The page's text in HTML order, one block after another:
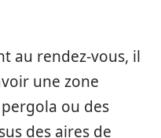
au rendez-vous, il
une zone
ou des
des aires de